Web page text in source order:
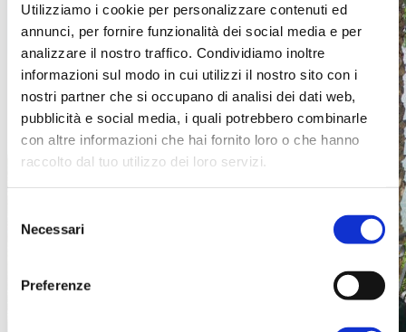
Utilizziamo i cookie per personalizzare contenuti ed
annunci, per fornire funzionalità dei social media e per
analizzare il nostro traffico. Condividiamo inoltre
informazioni sul modo in cui utilizzi il nostro sito con i
nostri partner che si occupano di analisi dei dati web,
pubblicità e social media, i quali potrebbero combinarle
con altre informazioni che hai fornito loro o che hanno
raccolto dal tuo utilizzo dei loro servizi.
delNecessari
Preferenze